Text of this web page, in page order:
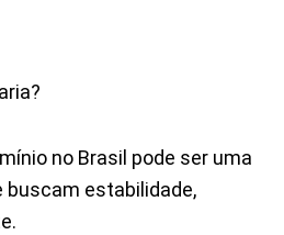
no Brasil pode ser uma
buscam estabilidade,